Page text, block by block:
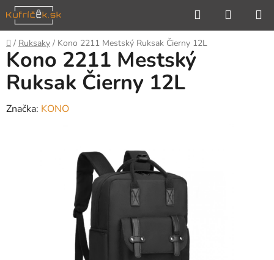
Prejsť
na
obsah
Hľadať
KOŠÍK
Domov
/ Ruksaky / Kono 2211 Mestský Ruksak Čierny 12L
Kono 2211 Mestský
Ruksak Čierny 12L
Značka: KONO